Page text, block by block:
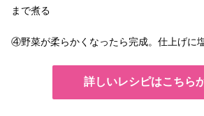
まで煮る
④野菜が柔らかくなったら完成。仕上げに
詳しいレシピはこちら